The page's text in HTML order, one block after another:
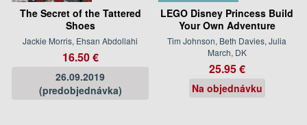
The Secret of the Tattered
Shoes
Jackie Morris, Ehsan Abdollahi
16.50 €
26.09.2019
(predobjednávka)
LEGO Disney Princess Build
Your Own Adventure
Tim Johnson, Beth Davies, Julia
March, DK
25.95 €
Na objednávku